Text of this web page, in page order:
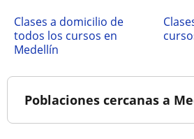
Clases a domicilio de
todos los cursos en
Medellín
Clases de todos los
Poblaciones cercanas a